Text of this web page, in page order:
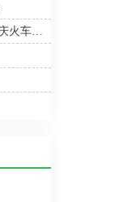
重庆火车站租车价格多少钱一天？重庆火车站租车公司电话